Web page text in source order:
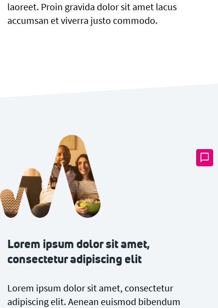
laoreet. Proin gravida dolor sit amet lacus
accumsan et viverra justo commodo.
Lorem ipsum dolor sit amet,
consectetur adipiscing elit
Lorem ipsum dolor sit amet, consectetur
adipiscing elit. Aenean euismod bibendum